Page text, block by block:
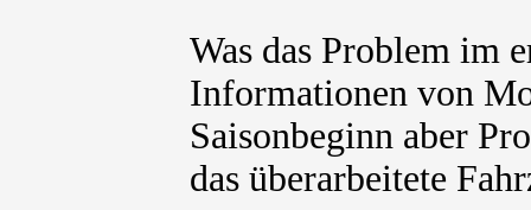
Was das Problem im
Informationen von
Saisonbeginn aber
das überarbeitete